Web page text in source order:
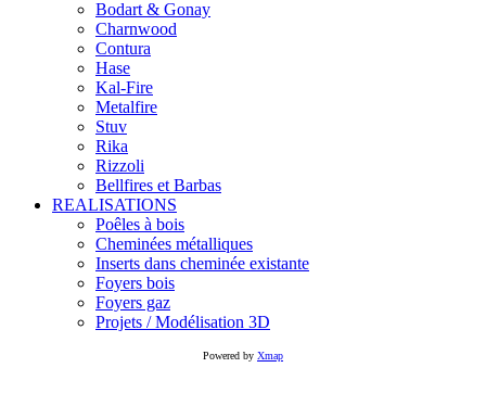
Bodart & Gonay
Charnwood
Contura
Hase
Kal-Fire
Metalfire
Stuv
Rika
Rizzoli
Bellfires et Barbas
REALISATIONS
Poêles à bois
Cheminées métalliques
Inserts dans cheminée existante
Foyers bois
Foyers gaz
Projets / Modélisation 3D
Powered by Xmap